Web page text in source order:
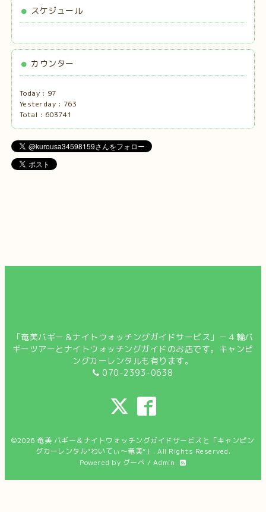
スケジュール
カウンター
Today : 97
Yesterday : 763
Total : 603741
「奄美バギー＆ナイトウォッチングガイドサービス」－４輪バ
ギーツアーとナイトウォッチングガイドのお店です。キャンピ
ングカーレンタルも有ります。
070-2393-0638
©2026 奄美 バギー＆ナイトウォッチングガイドサービスと「キャンピン
グカーレンタル"わいてぃ～奄美”」 . All Rights Reserved.
Powered by グーペ / Admin